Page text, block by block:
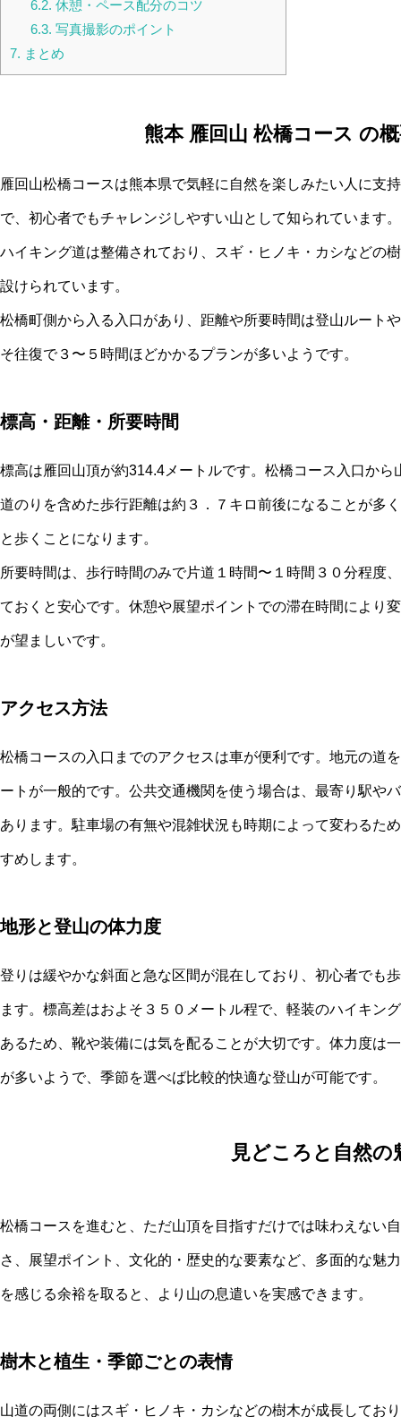
6.2. 休憩・ペース配分のコツ
6.3. 写真撮影のポイント
7. まとめ
熊本 雁回山 松橋コース の
雁回山松橋コースは熊本県で気軽に自然を楽しみたい人に支
で、初心者でもチャレンジしやすい山として知られています。
ハイキング道は整備されており、スギ・ヒノキ・カシなどの
設けられています。
松橋町側から入る入口があり、距離や所要時間は登山ルート
そ往復で３〜５時間ほどかかるプランが多いようです。
標高・距離・所要時間
標高は雁回山頂が約314.4メートルです。松橋コース入口か
道のりを含めた歩行距離は約３．７キロ前後になることが多
と歩くことになります。
所要時間は、歩行時間のみで片道１時間〜１時間３０分程度
ておくと安心です。休憩や展望ポイントでの滞在時間により
が望ましいです。
アクセス方法
松橋コースの入口までのアクセスは車が便利です。地元の道
ートが一般的です。公共交通機関を使う場合は、最寄り駅や
あります。駐車場の有無や混雑状況も時期によって変わるた
すめします。
地形と登山の体力度
登りは緩やかな斜面と急な区間が混在しており、初心者でも
ます。標高差はおよそ３５０メートル程で、軽装のハイキン
あるため、靴や装備には気を配ることが大切です。体力度は
が多いようで、季節を選べば比較的快適な登山が可能です。
見どころと自然の
松橋コースを進むと、ただ山頂を目指すだけでは味わえない
さ、展望ポイント、文化的・歴史的な要素など、多面的な魅
を感じる余裕を取ると、より山の息遣いを実感できます。
樹木と植生・季節ごとの表情
山道の両側にはスギ・ヒノキ・カシなどの樹木が成長してお